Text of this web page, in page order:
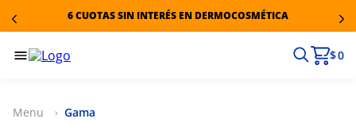
6 CUOTAS SIN INTERÉS EN DERMOCOSMÉTICA
$ 0
Gama